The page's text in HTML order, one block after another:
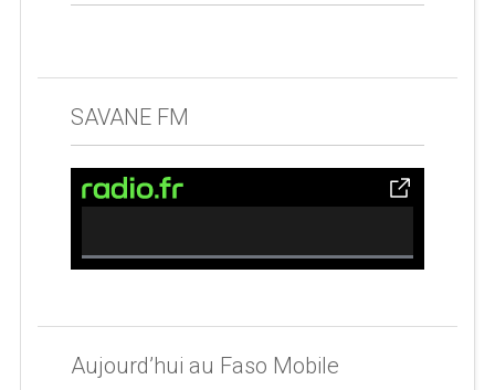
SAVANE FM
0% Complete
Aujourd’hui au Faso Mobile